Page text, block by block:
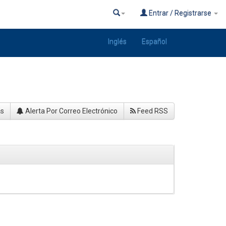
Entrar / Registrarse
Inglés Español
Alerta Por Correo Electrónico Feed RSS